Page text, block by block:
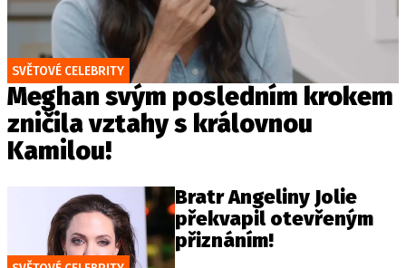
SVĚTOVÉ CELEBRITY
Meghan svým posledním krokem
zničila vztahy s královnou
Kamilou!
Bratr Angeliny Jolie
překvapil otevřeným
přiznáním!